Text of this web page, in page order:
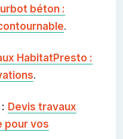
béton :
.
HabitatPresto :
.
Devis travaux
pour vos